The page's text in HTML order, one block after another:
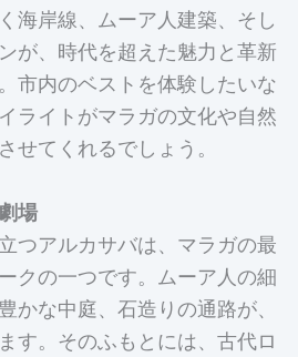
海岸線、ムーア人建築、そし
が、時代を超えた魅力と革新
市内のベストを体験したいな
ライトがマラガの文化や自然
せてくれるでしょう。
場
つアルカサバは、マラガの最
クの一つです。ムーア人の細
かな中庭、石造りの通路が、
す。そのふもとには、古代ロ